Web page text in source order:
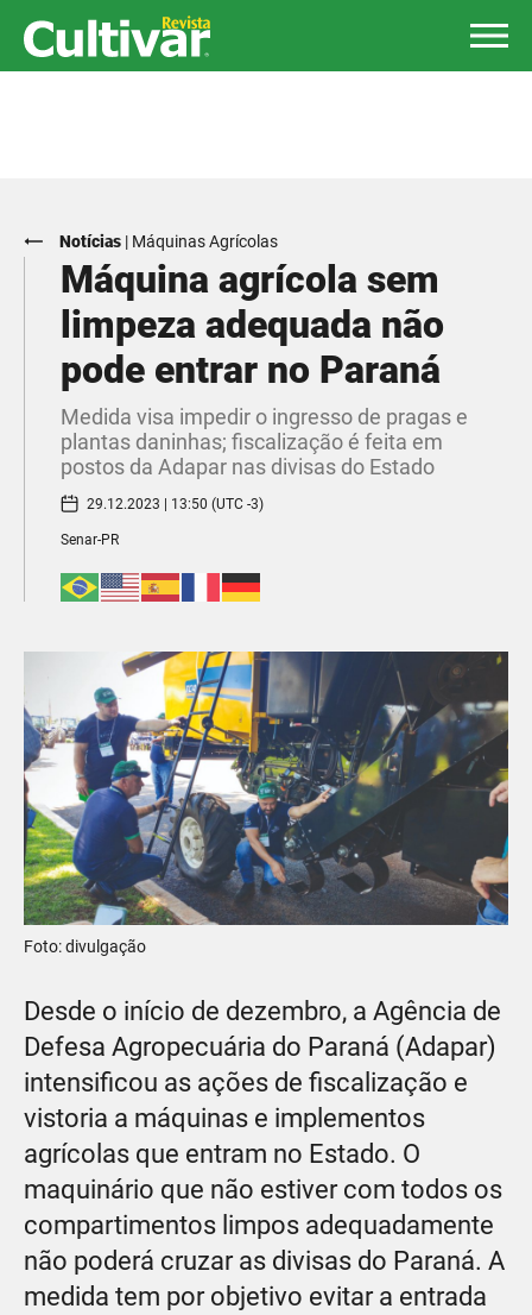
Notícias | Máquinas Agrícolas
Máquina agrícola sem
limpeza adequada não
pode entrar no Paraná
Medida visa impedir o ingresso de pragas e
plantas daninhas; fiscalização é feita em
postos da Adapar nas divisas do Estado
29.12.2023 | 13:50 (UTC -3)
Senar-PR
Foto: divulgação
Desde o início de dezembro, a Agência de
Defesa Agropecuária do Paraná (Adapar)
intensificou as ações de fiscalização e
vistoria a máquinas e implementos
agrícolas que entram no Estado. O
maquinário que não estiver com todos os
compartimentos limpos adequadamente
não poderá cruzar as divisas do Paraná. A
medida tem por objetivo evitar a entrada